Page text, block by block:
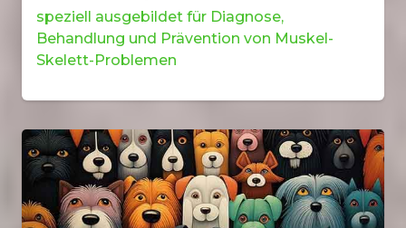
speziell ausgebildet für Diagnose,
Behandlung und Prävention von Muskel-
Skelett-Problemen